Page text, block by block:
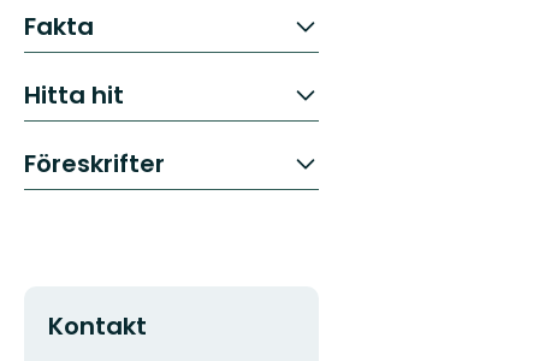
Fakta
Hitta hit
Föreskrifter
Kontakt